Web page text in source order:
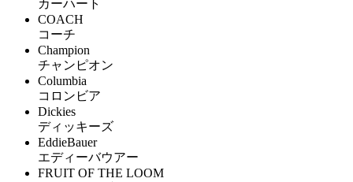
カーハート
COACH
コーチ
Champion
チャンピオン
Columbia
コロンビア
Dickies
ディッキーズ
EddieBauer
エディーバウアー
FRUIT OF THE LOOM